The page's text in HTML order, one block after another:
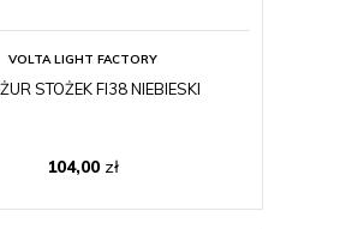
VOLTA LIGHT FACTORY
STOŻEK FI38 NIEBIESKI
104,00 zł